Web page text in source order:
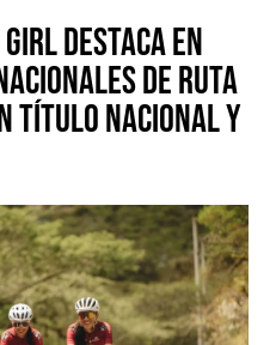
destaca en
de Ruta
título nacional y